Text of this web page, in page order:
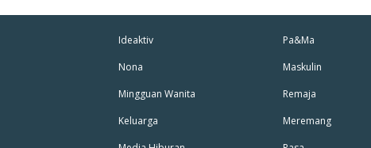
Ideaktiv
Nona
Mingguan Wanita
Keluarga
Pa&Ma
Maskulin
Remaja
Meremang